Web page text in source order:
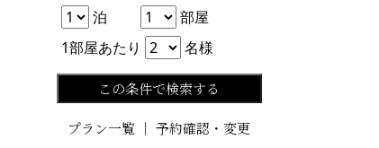
泊数 泊 部屋数部屋
1部屋あたり
人数 名様
この条件で検索する
プラン一覧 ｜予約確認・変更